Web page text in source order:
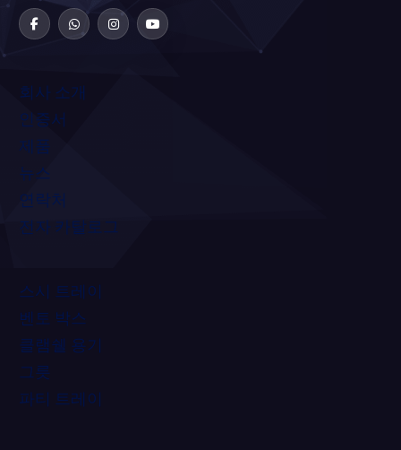
회사 소개
인증서
제품
뉴스
연락처
전자 카탈로그
스시 트레이
벤토 박스
클램쉘 용기
그릇
파티 트레이